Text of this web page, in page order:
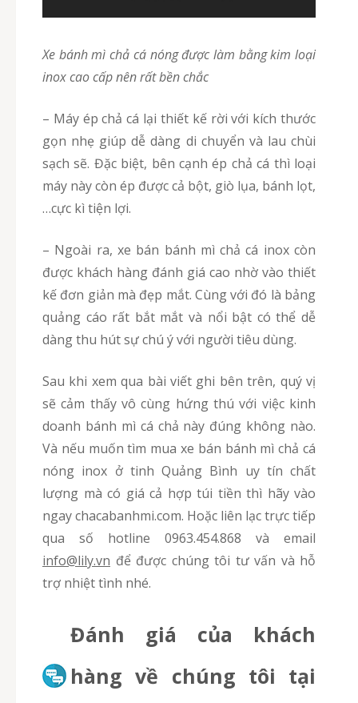
Xe bánh mì chả cá nóng được làm bằng kim loại
inox cao cấp nên rất bền chắc
– Máy ép chả cá lại thiết kế rời với kích thước
gọn nhẹ giúp dễ dàng di chuyển và lau chùi
sạch sẽ. Đặc biệt, bên cạnh ép chả cá thì loại
máy này còn ép được cả bột, giò lụa, bánh lọt,
…cực kì tiện lợi.
– Ngoài ra, xe bán bánh mì chả cá inox còn
được khách hàng đánh giá cao nhờ vào thiết
kế đơn giản mà đẹp mắt. Cùng với đó là bảng
quảng cáo rất bắt mắt và nổi bật có thể dễ
dàng thu hút sự chú ý với người tiêu dùng.
Sau khi xem qua bài viết ghi bên trên, quý vị
sẽ cảm thấy vô cùng hứng thú với việc kinh
doanh bánh mì cá chả này đúng không nào.
Và nếu muốn tìm mua xe bán bánh mì chả cá
nóng inox ở tinh Quảng Bình uy tín chất
lượng mà có giá cả hợp túi tiền thì hãy vào
ngay chacabanhmi.com. Hoặc liên lạc trực tiếp
qua số hotline 0963.454.868 và email
info@lily.vn để được chúng tôi tư vấn và hỗ
trợ nhiệt tình nhé.
Đánh giá của khách
hàng về chúng tôi tại